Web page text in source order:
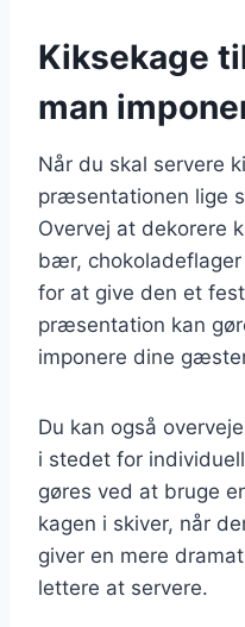
Kiksekage
man
Når du skal servere
præsentationen lige
Overvej at dekorere
bær,
for at give den et
præsentation kan
imponere dine
Du kan også
i stedet for
gøres ved at bruge
kagen i skiver, når
giver en mere
lettere at servere.